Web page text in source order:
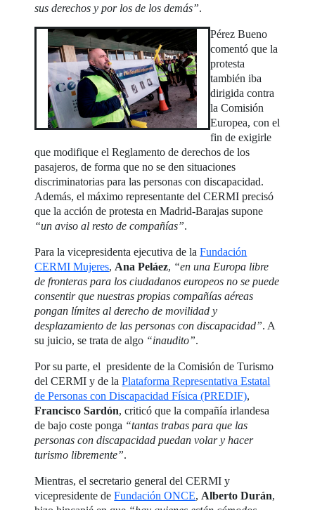
sus derechos y por los de los demás”.
Pérez Bueno
comentó que la
protesta
también iba
dirigida contra
la Comisión
Europea, con el
fin de exigirle
que modifique el Reglamento de derechos de los
pasajeros, de forma que no se den situaciones
discriminatorias para las personas con discapacidad.
Además, el máximo representante del CERMI precisó
que la acción de protesta en Madrid-Barajas supone
“un aviso al resto de compañías”.
Para la vicepresidenta ejecutiva de laFundación
CERMI Mujeres, Ana Peláez, “en una Europa libre
de fronteras para los ciudadanos europeos no se puede
consentir que nuestras propias compañías aéreas
pongan límites al derecho de movilidad y
desplazamiento de las personas con discapacidad”. A
su juicio, se trata de algo “inaudito”.
Por su parte, el presidente de la Comisión de Turismo
del CERMI y de laPlataforma Representativa Estatal
de Personas con Discapacidad Física (PREDIF),
Francisco Sardón, criticó que la compañía irlandesa
de bajo coste ponga “tantas trabas para que las
personas con discapacidad puedan volar y hacer
turismo libremente”.
Mientras, el secretario general del CERMI y
vicepresidente deFundación ONCE, Alberto Durán,